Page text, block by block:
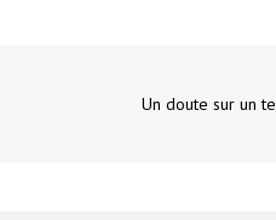
Un doute sur un